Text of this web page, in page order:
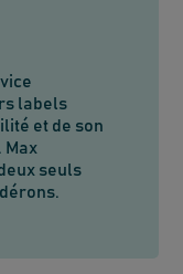
labels
et de son
Max
seuls